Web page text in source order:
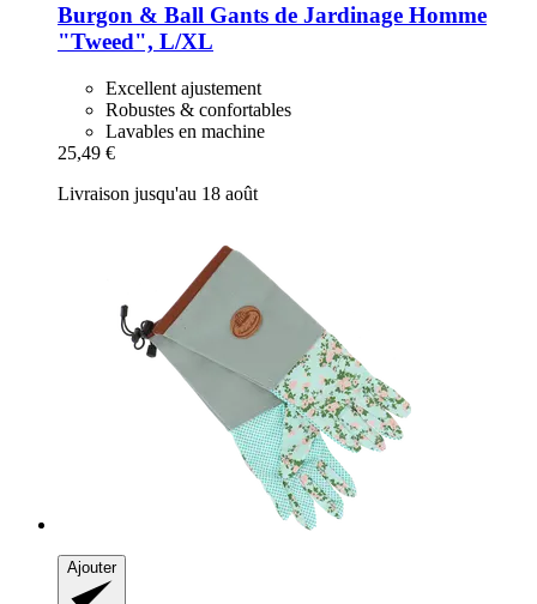
Burgon & Ball Gants de Jardinage Homme
"Tweed", L/XL
Excellent ajustement
Robustes & confortables
Lavables en machine
25,49 €
Livraison jusqu'au 18 août
Ajouter